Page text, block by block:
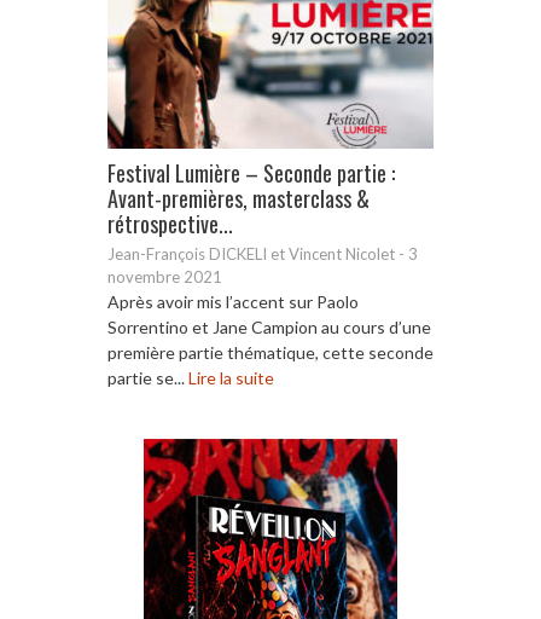
Festival Lumière – Seconde partie :
Avant-premières, masterclass &
rétrospective...
Jean-François DICKELI et Vincent Nicolet - 3
novembre 2021
Après avoir mis l’accent sur Paolo
Sorrentino et Jane Campion au cours d’une
première partie thématique, cette seconde
partie se...Lire la suite